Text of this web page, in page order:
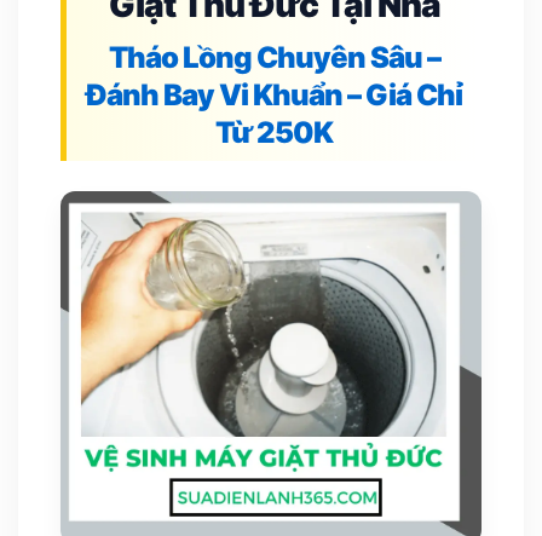
Tháo Lồng Chuyên Sâu –
Đánh Bay Vi Khuẩn – Giá Chỉ
Từ 250K